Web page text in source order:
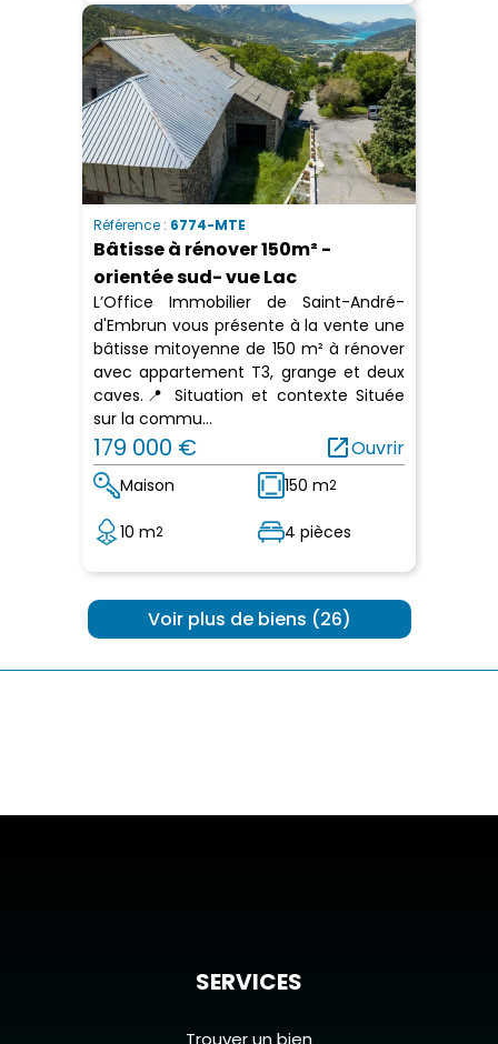
Référence : 6774-MTE
Bâtisse à rénover 150m² -
orientée sud- vue Lac
L’Office Immobilier de Saint-André-
d'Embrun vous présente à la vente une
bâtisse mitoyenne de 150 m² à rénover
avec appartement T3, grange et deux
caves.📍 Situation et contexte Située
sur la commu...
179 000 € open_in_newOuvrir
Maison 150 m2
10 m2 4 pièces
Voir plus de biens (26)
SERVICES
Trouver un bien